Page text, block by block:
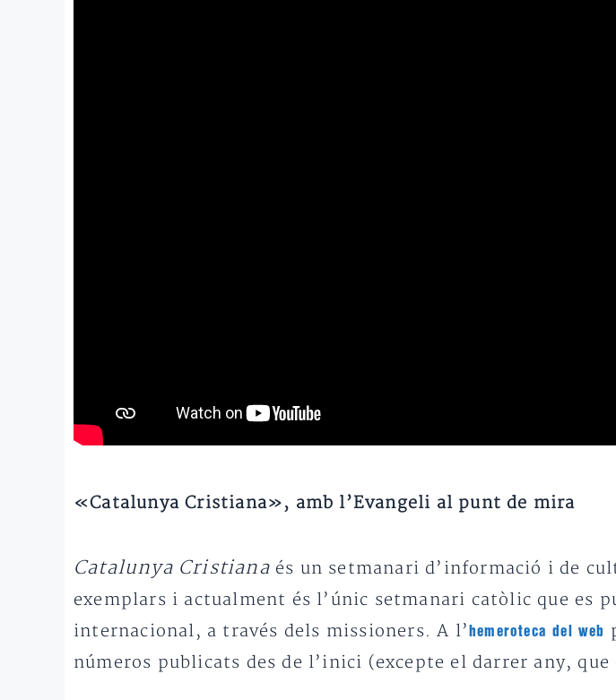
«Catalunya Cristiana», amb l’Evangeli al punt de mira
Catalunya Cristianaés un setmanari d’informació i de
exemplars i actualment és l’únic setmanari catòlic que es
internacional, a través dels missioners. A l’hemeroteca del web
números publicats des de l’inici (excepte el darrer any, que